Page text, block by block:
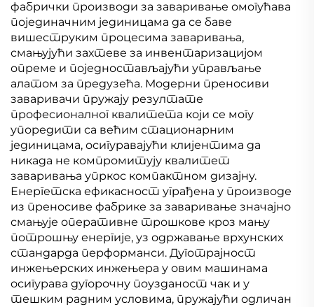
фабрички производи за заваривање омогућава
појединачним јединицама да се баве
вишеструким процесима заваривања,
смањујући захтеве за инвентаризацијом
опреме и поједностављајући управљање
алатом за предузећа. Модерни преносиви
заваривачи пружају резултате
професионалног квалитета који се могу
упоредити са већим стационарним
јединицама, осигуравајући клијентима да
никада не компромитују квалитет
заваривања упркос компактном дизајну.
Енергетска ефикасност уграђена у производе
из преносиве фабрике за заваривање значајно
смањује оперативне трошкове кроз мању
потрошњу енергије, уз одржавање врхунских
стандарда перформанси. Дуготрајност
инжењерских инжењера у овим машинама
осигурава дугорочну поузданост чак и у
тешким радним условима, пружајући одличан